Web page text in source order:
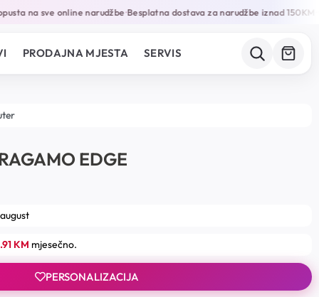
na sve online narudžbe•Besplatna dostava za narudžbe iznad 150KM•
PRODAJNA MJESTA SERVIS
EDGE
KM mjesečno.
PERSONALIZACIJA